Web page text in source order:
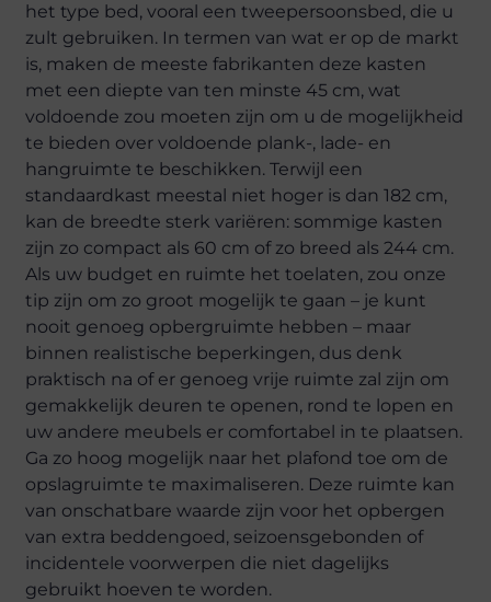
het type bed, vooral een tweepersoonsbed, die u
zult gebruiken. In termen van wat er op de markt
is, maken de meeste fabrikanten deze kasten
met een diepte van ten minste 45 cm, wat
voldoende zou moeten zijn om u de mogelijkheid
te bieden over voldoende plank-, lade- en
hangruimte te beschikken. Terwijl een
standaardkast meestal niet hoger is dan 182 cm,
kan de breedte sterk variëren: sommige kasten
zijn zo compact als 60 cm of zo breed als 244 cm.
Als uw budget en ruimte het toelaten, zou onze
tip zijn om zo groot mogelijk te gaan – je kunt
nooit genoeg opbergruimte hebben – maar
binnen realistische beperkingen, dus denk
praktisch na of er genoeg vrije ruimte zal zijn om
gemakkelijk deuren te openen, rond te lopen en
uw andere meubels er comfortabel in te plaatsen.
Ga zo hoog mogelijk naar het plafond toe om de
opslagruimte te maximaliseren. Deze ruimte kan
van onschatbare waarde zijn voor het opbergen
van extra beddengoed, seizoensgebonden of
incidentele voorwerpen die niet dagelijks
gebruikt hoeven te worden.